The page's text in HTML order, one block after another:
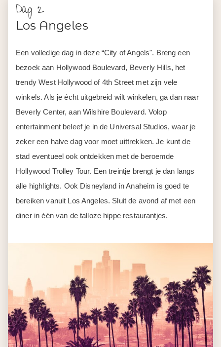
Dag 2
Los Angeles
Een volledige dag in deze “City of Angels". Breng een
bezoek aan Hollywood Boulevard, Beverly Hills, het
trendy West Hollywood of 4th Street met zijn vele
winkels. Als je écht uitgebreid wilt winkelen, ga dan naar
Beverly Center, aan Wilshire Boulevard. Volop
entertainment beleef je in de Universal Studios, waar je
zeker een halve dag voor moet uittrekken. Je kunt de
stad eventueel ook ontdekken met de beroemde
Hollywood Trolley Tour. Een treintje brengt je dan langs
alle highlights. Ook Disneyland in Anaheim is goed te
bereiken vanuit Los Angeles. Sluit de avond af met een
diner in één van de talloze hippe restaurantjes.